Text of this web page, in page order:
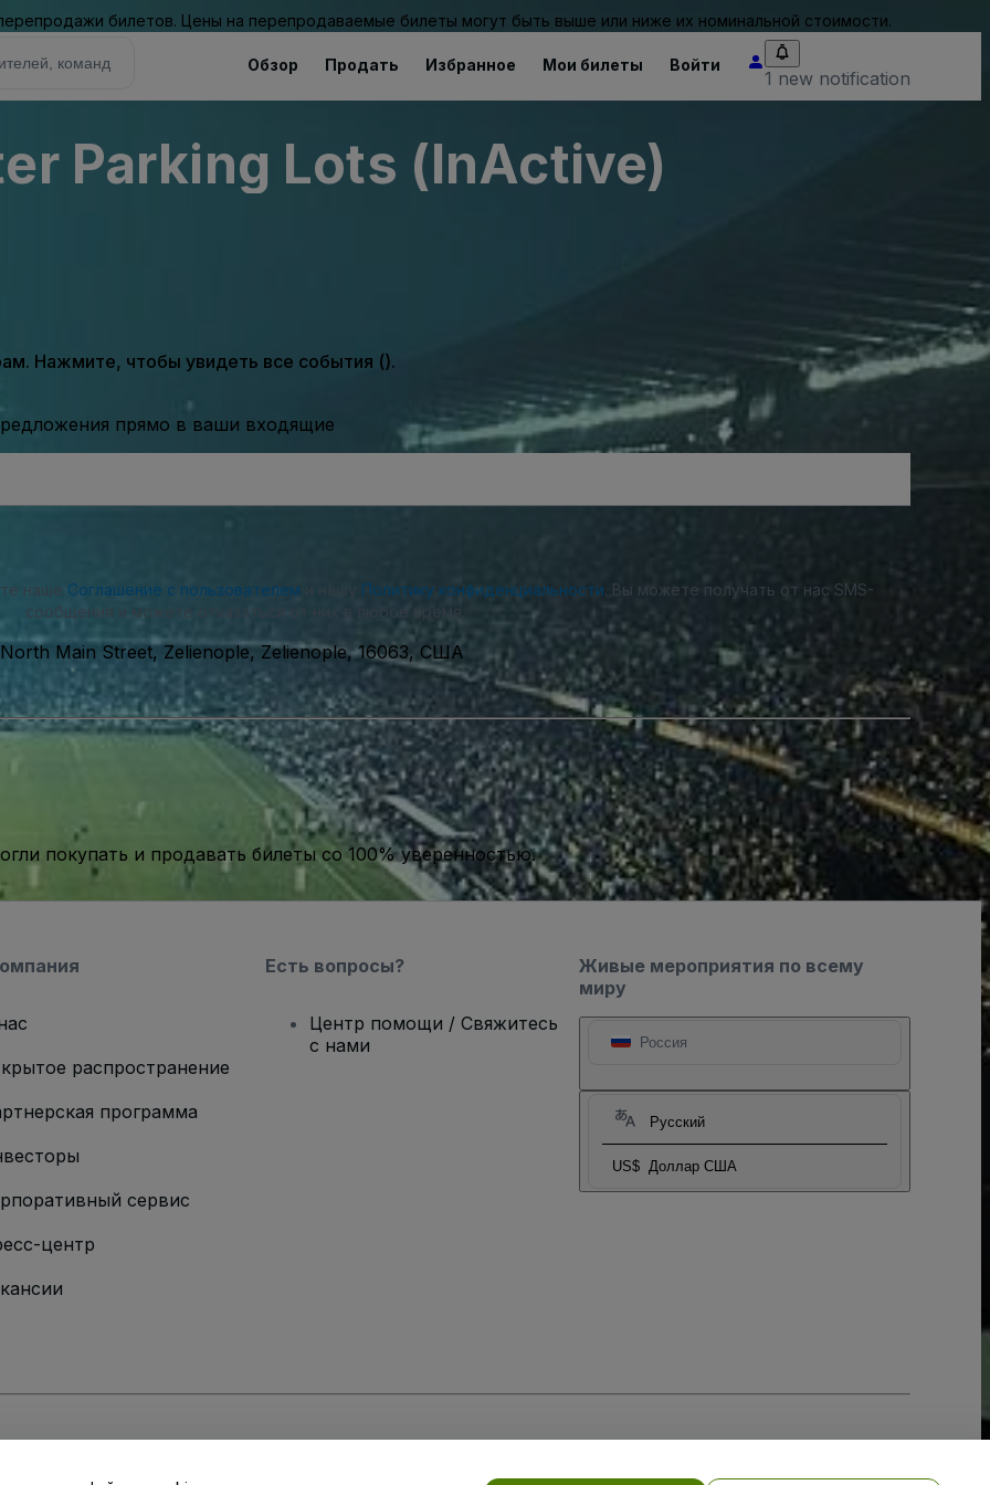
билетов. Цены на перепродаваемые билеты могут быть выше или ниже их номинальной стоимости.
Обзор Продать Избранное Мои билеты Войти
1 new notification
Parking Lots (InActive)
Нажмите, чтобы увидеть все события ().
прямо в ваши входящие
наше Соглашение с пользователем Политику конфиденциальности . Вы можете получать от нас SMS-
сообщения и можете отказаться от них в любое время.
North Main Street, Zelienople, Zelienople, 16063, США
покупать и продавать билеты со 100% уверенностью.
Живые мероприятия по всему
миру
Россия
Русский
US$ Доллар США
распространение
программа
сервис
центр
Есть вопросы?
Центр помощи / Свяжитесь
с нами